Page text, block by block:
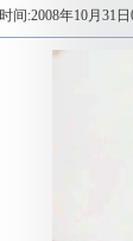
间:2008年10月31日